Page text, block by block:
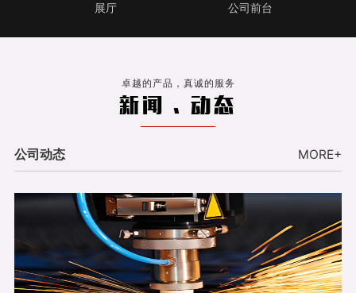
展厅 公司前台
卓越的产品，真诚的服务
新闻 . 动态
公司动态 MORE+